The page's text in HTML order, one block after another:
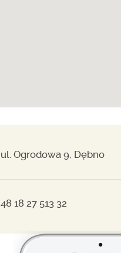
ul. Ogrodowa 9, Dębno
48 18 27 513 32